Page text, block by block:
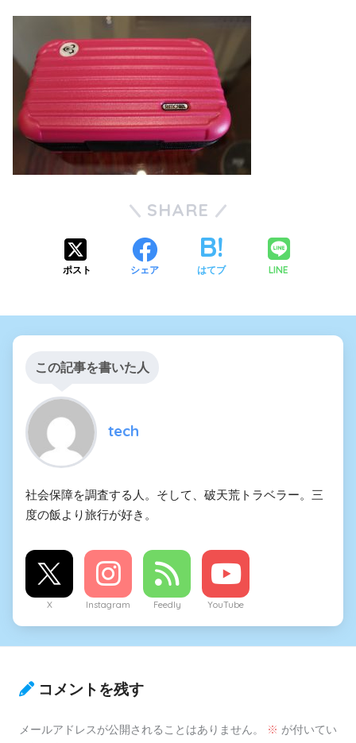
SHARE
ポスト シェア はてブ LINE
この記事を書いた人
tech
社会保障を調査する人。そして、破天荒トラベラー。三
度の飯より旅行が好き。
X Instagram Feedly YouTube
コメントを残す
メールアドレスが公開されることはありません。 ※ が付いてい